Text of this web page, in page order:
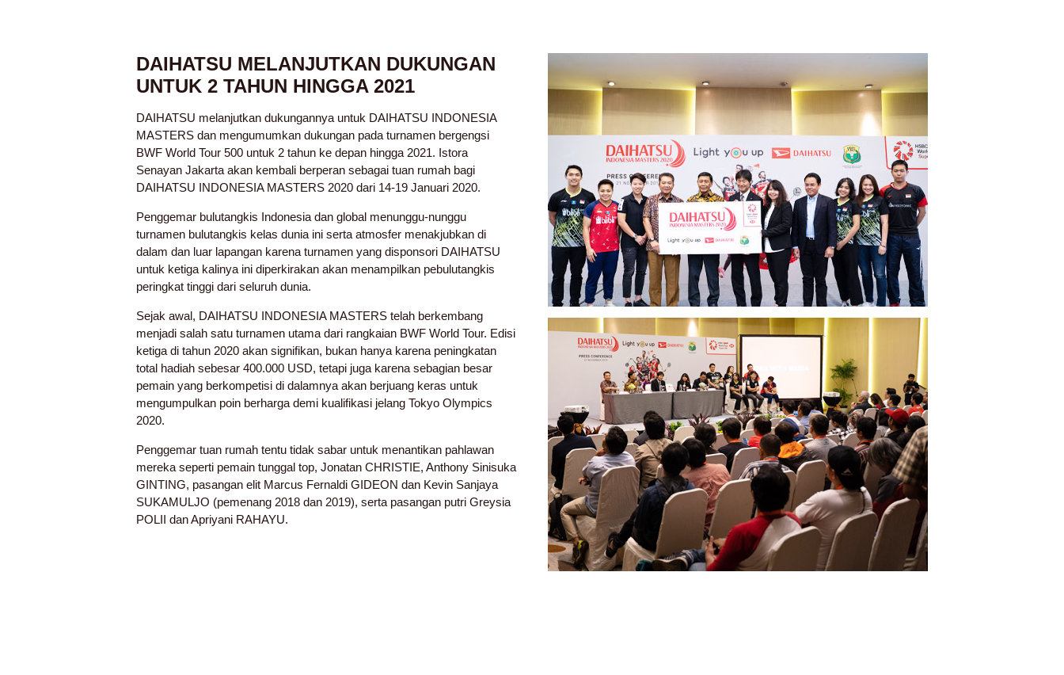
DAIHATSU MELANJUTKAN DUKUNGAN
UNTUK 2 TAHUN HINGGA 2021
DAIHATSU melanjutkan dukungannya untuk DAIHATSU INDONESIA
MASTERS dan mengumumkan dukungan pada turnamen bergengsi
BWF World Tour 500 untuk 2 tahun ke depan hingga 2021. Istora
Senayan Jakarta akan kembali berperan sebagai tuan rumah bagi
DAIHATSU INDONESIA MASTERS 2020 dari 14-19 Januari 2020.
Penggemar bulutangkis Indonesia dan global menunggu-nunggu
turnamen bulutangkis kelas dunia ini serta atmosfer menakjubkan di
dalam dan luar lapangan karena turnamen yang disponsori DAIHATSU
untuk ketiga kalinya ini diperkirakan akan menampilkan pebulutangkis
peringkat tinggi dari seluruh dunia.
Sejak awal, DAIHATSU INDONESIA MASTERS telah berkembang
menjadi salah satu turnamen utama dari rangkaian BWF World Tour. Edisi
ketiga di tahun 2020 akan signifikan, bukan hanya karena peningkatan
total hadiah sebesar 400.000 USD, tetapi juga karena sebagian besar
pemain yang berkompetisi di dalamnya akan berjuang keras untuk
mengumpulkan poin berharga demi kualifikasi jelang Tokyo Olympics
2020.
Penggemar tuan rumah tentu tidak sabar untuk menantikan pahlawan
mereka seperti pemain tunggal top, Jonatan CHRISTIE, Anthony Sinisuka
GINTING, pasangan elit Marcus Fernaldi GIDEON dan Kevin Sanjaya
SUKAMULJO (pemenang 2018 dan 2019), serta pasangan putri Greysia
POLII dan Apriyani RAHAYU.